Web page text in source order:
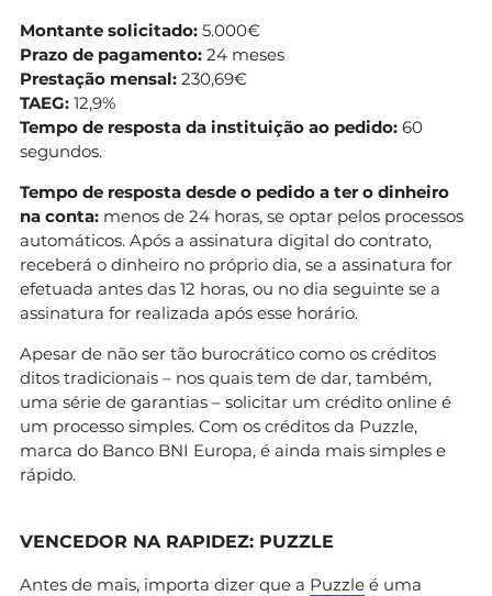
Montante solicitado: 5.000€
Prazo de pagamento: 24 meses
Prestação mensal: 230,69€
TAEG: 12,9%
Tempo de resposta da instituição ao pedido: 60
segundos.
Tempo de resposta desde o pedido a ter o dinheiro
na conta: menos de 24 horas, se optar pelos processos
automáticos. Após a assinatura digital do contrato,
receberá o dinheiro no próprio dia, se a assinatura for
efetuada antes das 12 horas, ou no dia seguinte se a
assinatura for realizada após esse horário.
Apesar de não ser tão burocrático como os créditos
ditos tradicionais – nos quais tem de dar, também,
uma série de garantias – solicitar um crédito online é
um processo simples. Com os créditos da Puzzle,
marca do Banco BNI Europa, é ainda mais simples e
rápido.
VENCEDOR NA RAPIDEZ: PUZZLE
Antes de mais, importa dizer que a Puzzle é uma